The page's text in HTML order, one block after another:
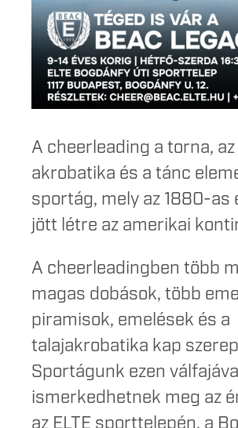
A cheerleading a torna, az
akrobatika és a tánc
sportág, mely az 1880-as
jött létre az amerikai
A cheerleadingben több
magas dobások, több
piramisok, emelések és a
talajakrobatika kap
Sportágunk ezen
ismerkedhetnek meg az